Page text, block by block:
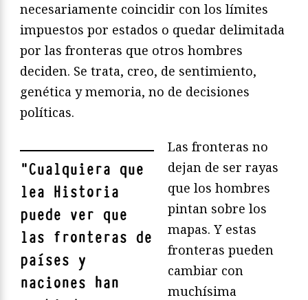
necesariamente coincidir con los límites
impuestos por estados o quedar delimitada
por las fronteras que otros hombres
deciden. Se trata, creo, de sentimiento,
genética y memoria, no de decisiones
políticas.
"Cualquiera que
lea Historia
puede ver que
las fronteras de
países y
naciones han
Las fronteras no
dejan de ser rayas
que los hombres
pintan sobre los
mapas. Y estas
fronteras pueden
cambiar con
muchísima